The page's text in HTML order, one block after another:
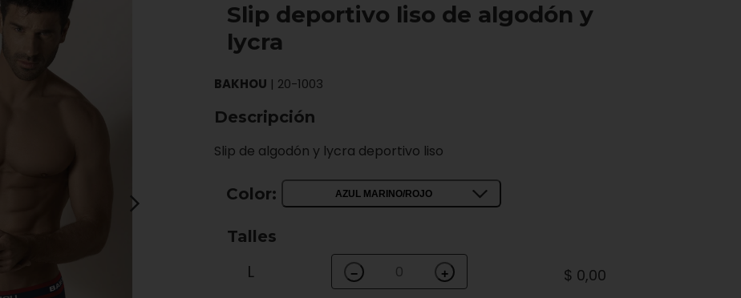
Slip deportivo liso de algodón y
lycra
BAKHOU | 20-1003
Descripción
Slip de algodón y lycra deportivo liso
Color: AZUL MARINO/ROJO
Talles
L − + $ 0,00